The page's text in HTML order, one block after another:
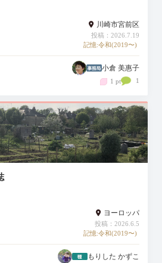
川崎市宮前区
投稿：2026.7.19
記憶:令和(2019〜)
小倉 美惠子
1 pt 1
ヨーロッパ
投稿：2026.6.5
記憶:令和(2019〜)
もりした かずこ